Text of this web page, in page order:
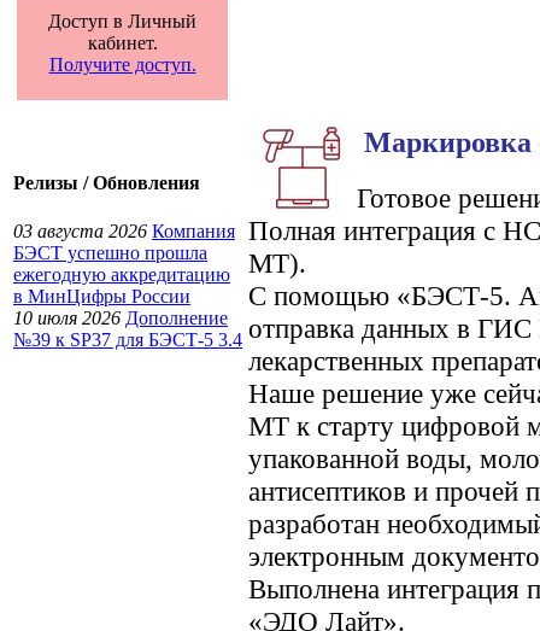
Доступ в Личный
кабинет.
Получите доступ.
Релизы / Обновления
03 августа 2026 Компания
БЭСТ успешно прошла
ежегодную аккредитацию
в МинЦифры России
10 июля 2026 Дополнение
№39 к SP37 для БЭСТ-5 3.4
Готовое
Полная интеграция с
МТ).
С помощью «БЭСТ-5.
отправка данных в
лекарственных
Наше решение уже
МТ к старту цифровой
упакованной воды,
антисептиков и
разработан
электронным
Выполнена интеграция
«ЭДО Лайт».